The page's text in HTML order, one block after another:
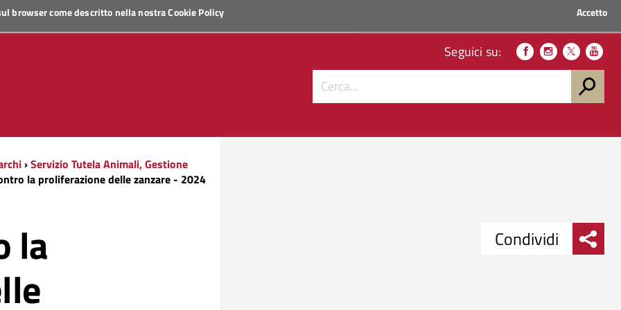
browser come descritto nella nostraCookie Policy Accetto
Seguici su:
›Servizio Tutela Animali, Gestione
la proliferazione delle zanzare - 2024
la Condividi